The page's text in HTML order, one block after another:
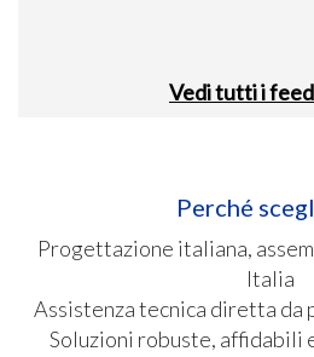
Vedi tutti i
Perché
Progettazione italiana,
Italia
Assistenza tecnica diretta da
Soluzioni robuste, affidabili